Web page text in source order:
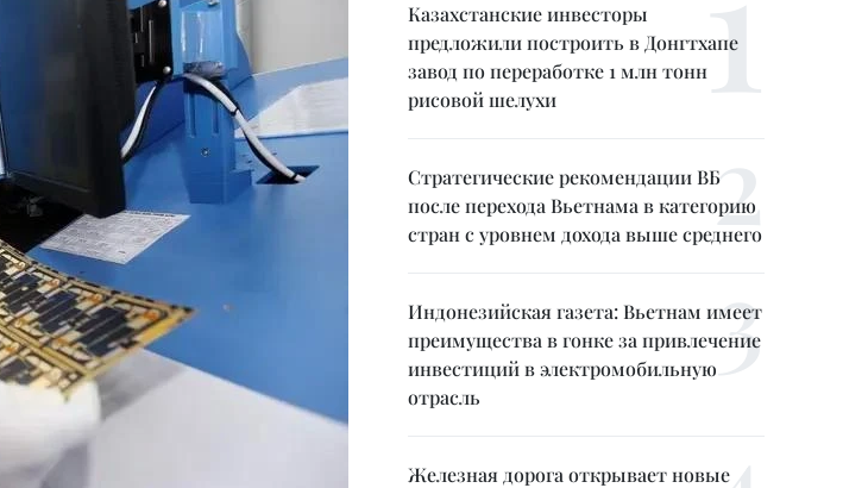
Казахстанские инвесторы
предложили построить в Донгтхапе
завод по переработке 1 млн тонн
рисовой шелухи
Стратегические рекомендации ВБ
после перехода Вьетнама в категорию
стран с уровнем дохода выше среднего
Индонезийская газета: Вьетнам имеет
преимущества в гонке за привлечение
инвестиций в электромобильную
отрасль
Железная дорога открывает новые